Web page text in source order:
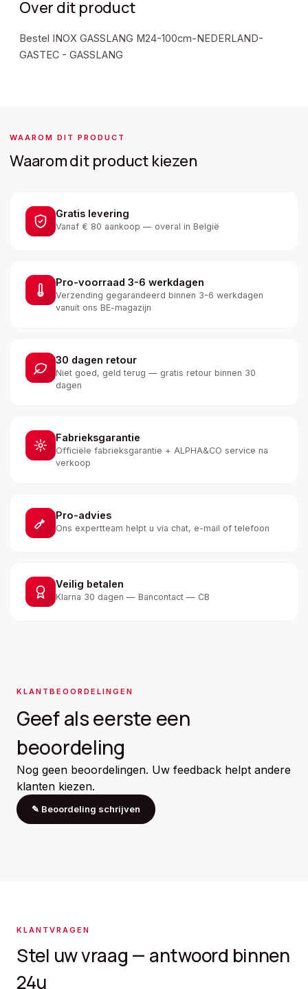
Over dit product
Bestel INOX GASSLANG M24-100cm-NEDERLAND-
GASTEC - GASSLANG
WAAROM DIT PRODUCT
Waarom dit product kiezen
Gratis levering
Vanaf € 80 aankoop — overal in België
Pro-voorraad 3-6 werkdagen
Verzending gegarandeerd binnen 3-6 werkdagen
vanuit ons BE-magazijn
30 dagen retour
Niet goed, geld terug — gratis retour binnen 30
dagen
Fabrieksgarantie
Officiële fabrieksgarantie + ALPHA&CO service na
verkoop
Pro-advies
Ons expertteam helpt u via chat, e-mail of telefoon
Veilig betalen
Klarna 30 dagen — Bancontact — CB
KLANTBEOORDELINGEN
Geef als eerste een
beoordeling
Nog geen beoordelingen. Uw feedback helpt andere
klanten kiezen.
✎ Beoordeling schrijven
KLANTVRAGEN
Stel uw vraag — antwoord binnen
24u